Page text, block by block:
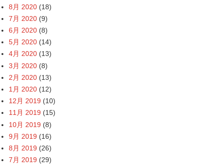
8月 2020 (18)
7月 2020 (9)
6月 2020 (8)
5月 2020 (14)
4月 2020 (13)
3月 2020 (8)
2月 2020 (13)
1月 2020 (12)
12月 2019 (10)
11月 2019 (15)
10月 2019 (8)
9月 2019 (16)
8月 2019 (26)
7月 2019 (29)